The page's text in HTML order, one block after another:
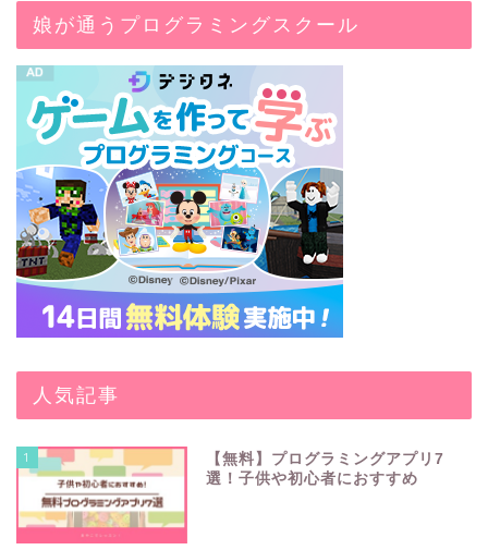
娘が通うプログラミングスクール
人気記事
1
【無料】プログラミングアプリ7
選！子供や初心者におすすめ